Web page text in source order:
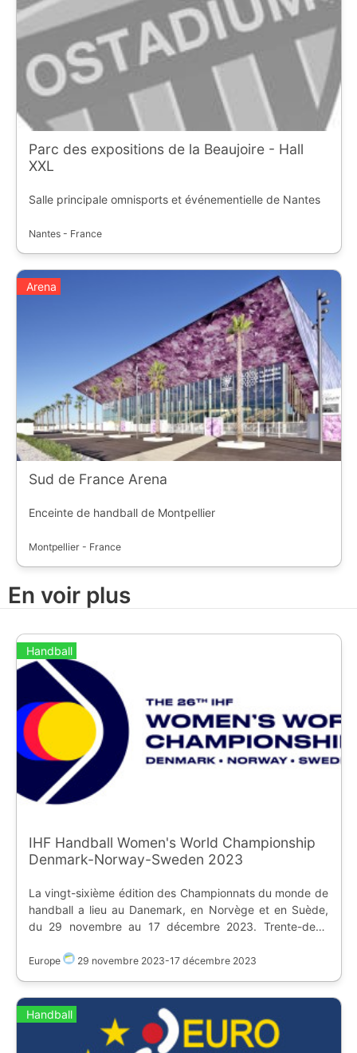
Parc des expositions de la Beaujoire - Hall
XXL
Salle principale omnisports et événementielle de Nantes
Nantes - France
Arena
Sud de France Arena
Enceinte de handball de Montpellier
Montpellier - France
En voir plus
Handball
IHF Handball Women's World Championship
Denmark-Norway-Sweden 2023
La vingt-sixième édition des Championnats du monde de
handball a lieu au Danemark, en Norvège et en Suède,
du 29 novembre au 17 décembre 2023. Trente-deux
[Jyske Bank Boxen]
boxen) * [flag:dk] [Arena Nord]
(https://www.ostadium.com/stadium/352/arena-nord) *
[flag:no] [DNB Arena]
(https://www.ostadium.com/stadium/5861/dnb-arena) *
Europe 29 novembre 2023-17 décembre 2023
Handball